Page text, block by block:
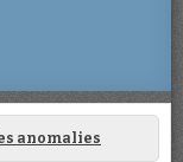
anomalies